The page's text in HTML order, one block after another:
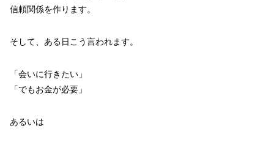
信頼関係を作ります。
そして、ある日こう言われます。
「会いに行きたい」
「でもお金が必要」
あるいは